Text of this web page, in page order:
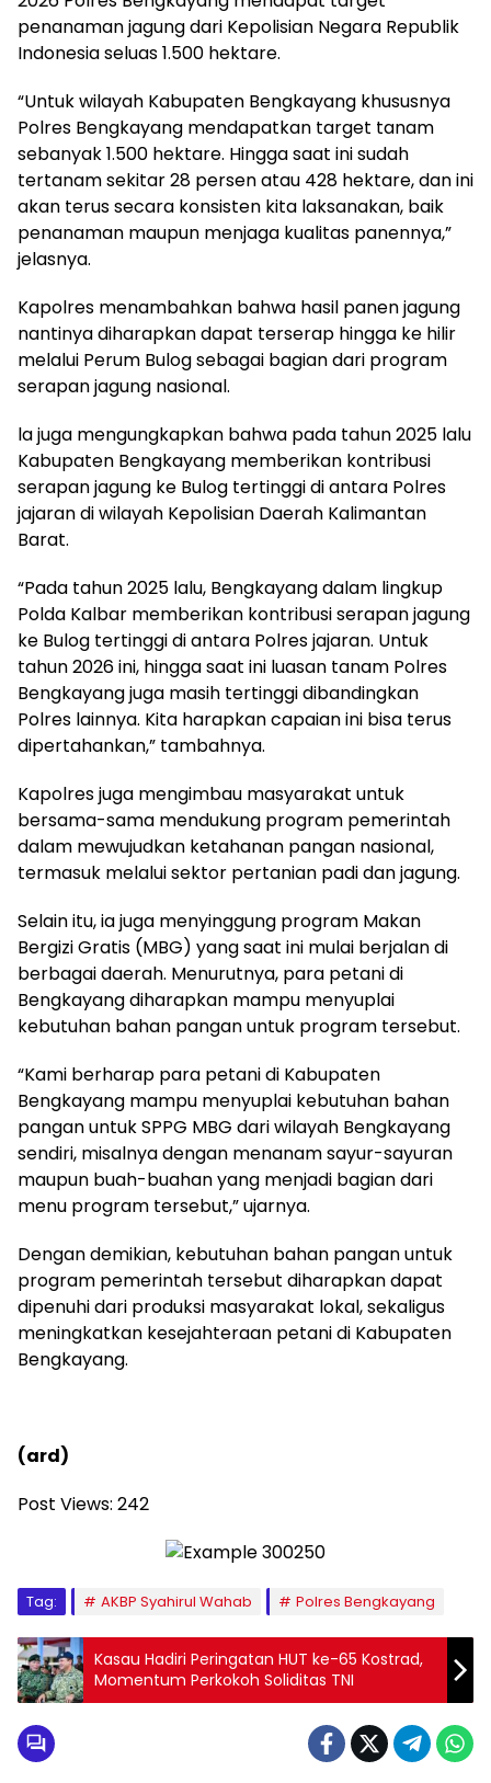
penanaman jagung dari Kepolisian Negara Republik
Indonesia seluas 1.500 hektare.
“Untuk wilayah Kabupaten Bengkayang khususnya
Polres Bengkayang mendapatkan target tanam
sebanyak 1.500 hektare. Hingga saat ini sudah
tertanam sekitar 28 persen atau 428 hektare, dan ini
akan terus secara konsisten kita laksanakan, baik
penanaman maupun menjaga kualitas panennya,”
jelasnya.
Kapolres menambahkan bahwa hasil panen jagung
nantinya diharapkan dapat terserap hingga ke hilir
melalui Perum Bulog sebagai bagian dari program
serapan jagung nasional.
la juga mengungkapkan bahwa pada tahun 2025 lalu
Kabupaten Bengkayang memberikan kontribusi
serapan jagung ke Bulog tertinggi di antara Polres
jajaran di wilayah Kepolisian Daerah Kalimantan
Barat.
“Pada tahun 2025 lalu, Bengkayang dalam lingkup
Polda Kalbar memberikan kontribusi serapan jagung
ke Bulog tertinggi di antara Polres jajaran. Untuk
tahun 2026 ini, hingga saat ini luasan tanam Polres
Bengkayang juga masih tertinggi dibandingkan
Polres lainnya. Kita harapkan capaian ini bisa terus
dipertahankan,” tambahnya.
Kapolres juga mengimbau masyarakat untuk
bersama-sama mendukung program pemerintah
dalam mewujudkan ketahanan pangan nasional,
termasuk melalui sektor pertanian padi dan jagung.
Selain itu, ia juga menyinggung program Makan
Bergizi Gratis (MBG) yang saat ini mulai berjalan di
berbagai daerah. Menurutnya, para petani di
Bengkayang diharapkan mampu menyuplai
kebutuhan bahan pangan untuk program tersebut.
“Kami berharap para petani di Kabupaten
Bengkayang mampu menyuplai kebutuhan bahan
pangan untuk SPPG MBG dari wilayah Bengkayang
sendiri, misalnya dengan menanam sayur-sayuran
maupun buah-buahan yang menjadi bagian dari
menu program tersebut,” ujarnya.
Dengan demikian, kebutuhan bahan pangan untuk
program pemerintah tersebut diharapkan dapat
dipenuhi dari produksi masyarakat lokal, sekaligus
meningkatkan kesejahteraan petani di Kabupaten
Bengkayang.
(ard)
Post Views: 242
Tag: AKBP Syahirul Wahab Polres Bengkayang
Kasau Hadiri Peringatan HUT ke-65 Kostrad,
Momentum Perkokoh Soliditas TNI